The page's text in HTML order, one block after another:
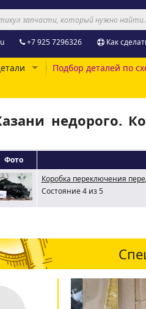
+7 925 7296326 Как
Подбор деталей по
недорого.
Фото
Коробка переключения
Состояние 4 из 5